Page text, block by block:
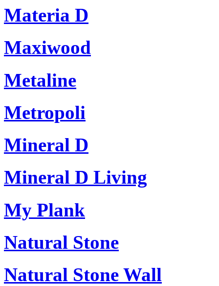
Materia D
Maxiwood
Metaline
Metropoli
Mineral D
Mineral D Living
My Plank
Natural Stone
Natural Stone Wall